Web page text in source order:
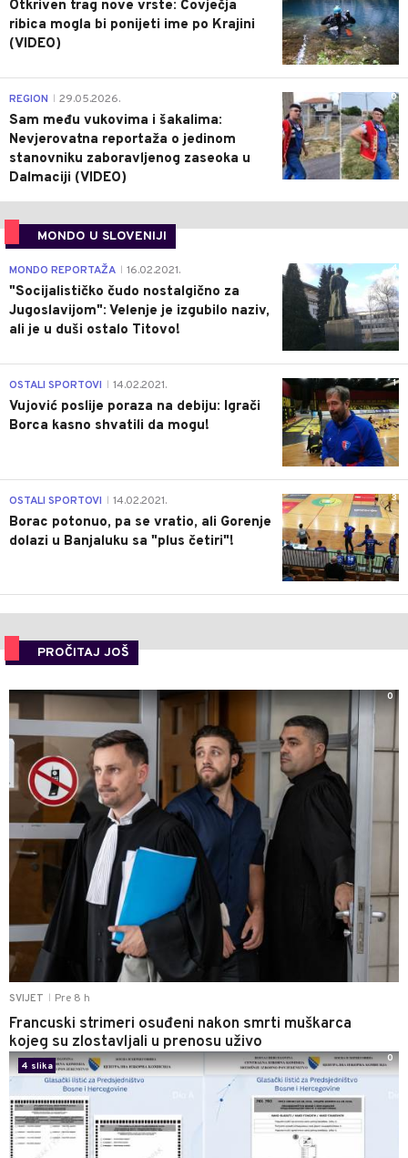
Otkriven trag nove vrste: Čovječja
ribica mogla bi ponijeti ime po Krajini
(VIDEO)
0
REGION 29.05.2026.
Sam među vukovima i šakalima:
Nevjerovatna reportaža o jedinom
stanovniku zaboravljenog zaseoka u
Dalmaciji (VIDEO)
MONDO U SLOVENIJI
4
MONDO REPORTAŽA 16.02.2021.
"Socijalističko čudo nostalgično za
Jugoslavijom": Velenje je izgubilo naziv,
ali je u duši ostalo Titovo!
1
OSTALI SPORTOVI 14.02.2021.
Vujović poslije poraza na debiju: Igrači
Borca kasno shvatili da mogu!
3
OSTALI SPORTOVI 14.02.2021.
Borac potonuo, pa se vratio, ali Gorenje
dolazi u Banjaluku sa "plus četiri"!
PROČITAJ JOŠ
SVIJET Pre 8 h
Francuski strimeri osuđeni nakon smrti muškarca
kojeg su zlostavljali u prenosu uživo
0
4 slika
0